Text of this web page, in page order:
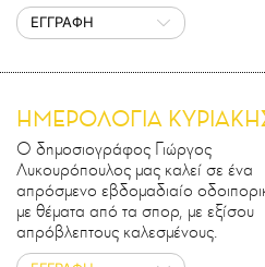
ΕΓΓΡΑΦΗ
ΗΜΕΡΟΛΟΓΙΑ
Ο δημοσιογράφος Γιώργος
Λυκουρόπουλος μας καλεί σε ένα
απρόσμενο εβδομαδιαίο
με θέματα από τα σπορ, με εξίσου
απρόβλεπτους καλεσμένους.